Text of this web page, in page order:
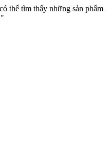
thể tìm thấy những sản phẩm